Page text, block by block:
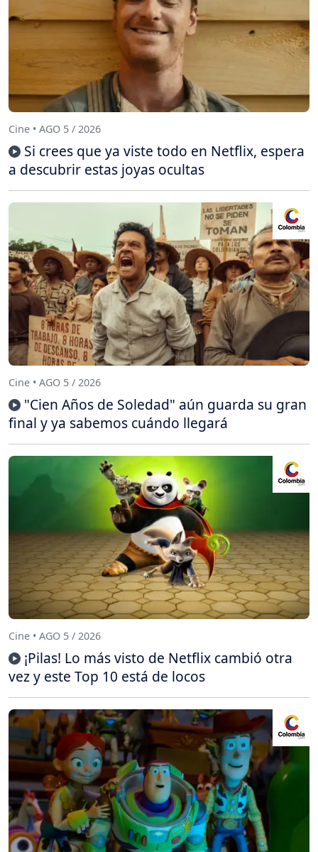
Cine • AGO 5 / 2026
Si crees que ya viste todo en Netflix, espera
a descubrir estas joyas ocultas
Cine • AGO 5 / 2026
"Cien Años de Soledad" aún guarda su gran
final y ya sabemos cuándo llegará
Cine • AGO 5 / 2026
¡Pilas! Lo más visto de Netflix cambió otra
vez y este Top 10 está de locos